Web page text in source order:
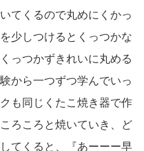
てくるので丸めにくかっ
少しつけるとくっつかな
っつかずきれいに丸める
から一つずつ学んでいっ
も同じくたこ焼き器で作
ろころと焼いていき、ど
てくると、『あーーー早